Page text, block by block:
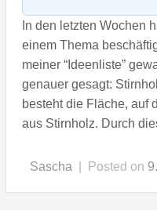
In den letzten Wochen
einem Thema
meiner “Ideenliste”
genauer gesagt:
besteht die Fläche, auf
aus Stirnholz. Durch
Sascha Posted on